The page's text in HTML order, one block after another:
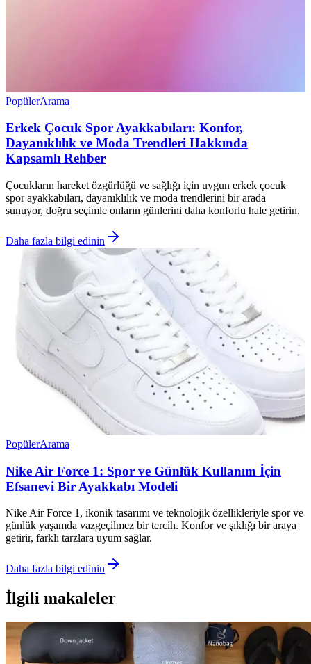
PopülerArama
Erkek Çocuk Spor Ayakkabıları: Konfor,
Dayanıklılık ve Moda Trendleri Hakkında
Kapsamlı Rehber
Çocukların hareket özgürlüğü ve sağlığı için uygun erkek çocuk
spor ayakkabıları, dayanıklılık ve moda trendlerini bir arada
sunuyor, doğru seçimle onların günlerini daha konforlu hale getirin.
Daha fazla bilgi edinin
PopülerArama
Nike Air Force 1: Spor ve Günlük Kullanım İçin
Efsanevi Bir Ayakkabı Modeli
Nike Air Force 1, ikonik tasarımı ve teknolojik özellikleriyle spor ve
günlük yaşamda vazgeçilmez bir tercih. Konfor ve şıklığı bir araya
getirir, farklı tarzlara uyum sağlar.
Daha fazla bilgi edinin
İlgili makaleler